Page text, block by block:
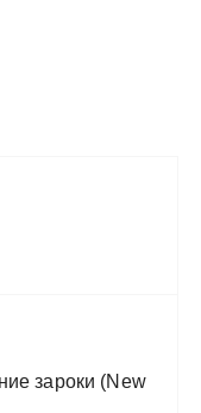
зароки (New